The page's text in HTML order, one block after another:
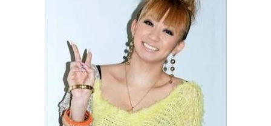
Management & HR
Infographic